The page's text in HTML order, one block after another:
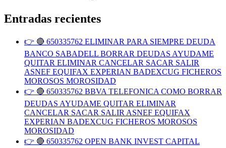
Entradas recientes
👉 🔴 650335762 ELIMINAR PARA SIEMPRE DEUDA
BANCO SABADELL BORRAR DEUDAS AYUDAME
QUITAR ELIMINAR CANCELAR SACAR SALIR
ASNEF EQUIFAX EXPERIAN BADEXCUG FICHEROS
MOROSOS MOROSIDAD
👉 🔴 650335762 BBVA TELEFONICA COMO BORRAR
DEUDAS AYUDAME QUITAR ELIMINAR
CANCELAR SACAR SALIR ASNEF EQUIFAX
EXPERIAN BADEXCUG FICHEROS MOROSOS
MOROSIDAD
👉 🔴 650335762 OPEN BANK INVEST CAPITAL